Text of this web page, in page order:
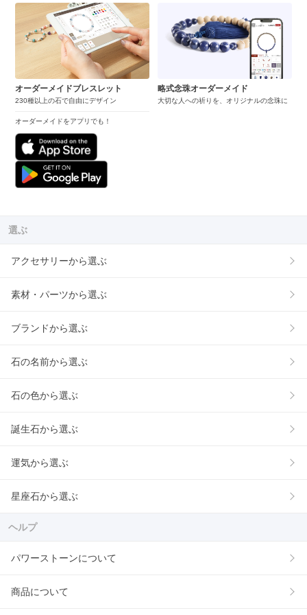
オーダーメイドブレスレット
230種以上の石で自由にデザイン
オーダーメイドをアプリでも！
略式念珠オーダーメイド
大切な人への祈りを、オリジナルの念珠に
選ぶ
アクセサリーから選ぶ
素材・パーツから選ぶ
ブランドから選ぶ
石の名前から選ぶ
石の色から選ぶ
誕生石から選ぶ
運気から選ぶ
星座石から選ぶ
ヘルプ
パワーストーンについて
商品について